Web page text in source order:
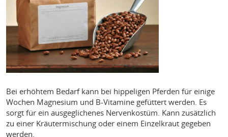
Bei erhöhtem Bedarf kann bei hippeligen Pferden für einige
Wochen Magnesium und B-Vitamine gefüttert werden. Es
sorgt für ein ausgeglichenes Nervenkostüm. Kann zusätzlich
zu einer Kräutermischung oder einem Einzelkraut gegeben
werden.